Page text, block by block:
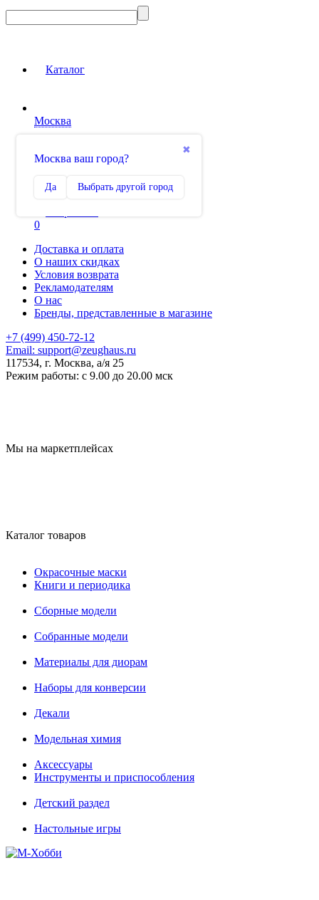
Каталог
Москва
✖
Москва ваш город?
Да Выбрать другой город
Сравнение
0
Доставка и оплата
О наших скидках
Условия возврата
Рекламодателям
О нас
Бренды, представленные в магазине
+7 (499) 450-72-12
Email: support@zeughaus.ru
117534, г. Москва, а/я 25
Режим работы: с 9.00 до 20.00 мск
Мы на маркетплейсах
Каталог товаров
Окрасочные маски
Книги и периодика
Сборные модели
Собранные модели
Материалы для диорам
Наборы для конверсии
Декали
Модельная химия
Аксессуары
Инструменты и приспособления
Детский раздел
Настольные игры